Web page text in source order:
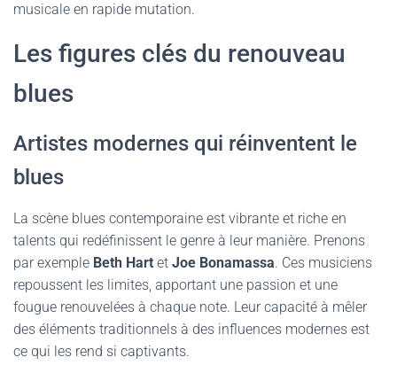
musicale en rapide mutation.
Les figures clés du renouveau
blues
Artistes modernes qui réinventent le
blues
La scène blues contemporaine est vibrante et riche en
talents qui redéfinissent le genre à leur manière. Prenons
par exemple Beth Hart et Joe Bonamassa. Ces musiciens
repoussent les limites, apportant une passion et une
fougue renouvelées à chaque note. Leur capacité à mêler
des éléments traditionnels à des influences modernes est
ce qui les rend si captivants.